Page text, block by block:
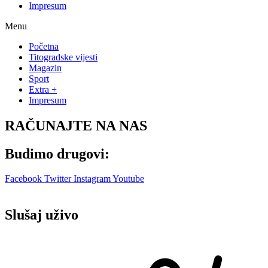
Impresum
Menu
Početna
Titogradske vijesti
Magazin
Sport
Extra +
Impresum
RAČUNAJTE NA NAS
Budimo drugovi:
Facebook Twitter InstagramYoutube
Slušaj uživo